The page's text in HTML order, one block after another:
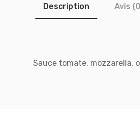
Description Avis
Sauce tomate, mozzarella,